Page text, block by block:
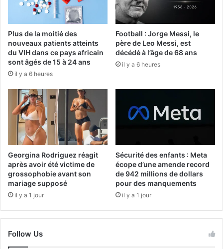
Plus de la moitié des
nouveaux patients atteints
du VIH dans ce pays africain
sont âgés de 15 à 24 ans
il y a 6 heures
Football : Jorge Messi, le
père de Leo Messi, est
décédé à l’âge de 68 ans
il y a 6 heures
Georgina Rodriguez réagit
après avoir été victime de
grossophobie avant son
mariage supposé
il y a 1 jour
Sécurité des enfants : Meta
écope d’une amende record
de 942 millions de dollars
pour des manquements
il y a 1 jour
Follow Us